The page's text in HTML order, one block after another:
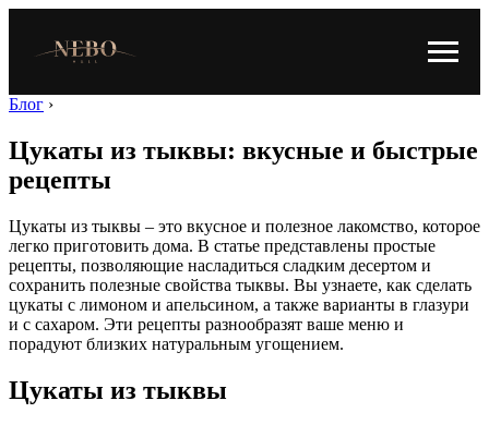
Блог ›
Цукаты из тыквы: вкусные и быстрые
рецепты
Цукаты из тыквы – это вкусное и полезное лакомство, которое
легко приготовить дома. В статье представлены простые
рецепты, позволяющие насладиться сладким десертом и
сохранить полезные свойства тыквы. Вы узнаете, как сделать
цукаты с лимоном и апельсином, а также варианты в глазури
и с сахаром. Эти рецепты разнообразят ваше меню и
порадуют близких натуральным угощением.
Цукаты из тыквы